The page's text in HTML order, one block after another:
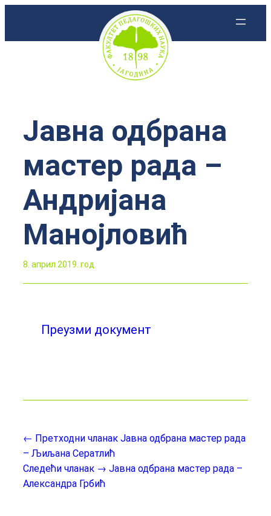
Јавна одбрана
мастер рада –
Андријана
Манојловић
8. април 2019. год.
Преузми документ
← Претходни чланак Јавна одбрана мастер рада
– Љиљана Сератлић
Следећи чланак → Јавна одбрана мастер рада –
Александра Грбић